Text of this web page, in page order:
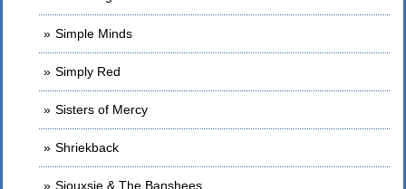
Simple Minds
Simply Red
Sisters of Mercy
Shriekback
Siouxsie & The Banshees